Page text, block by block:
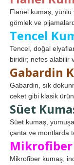
Flanel kumaş, yünlü
gömlek ve
Tencel
Tencel, doğal
biridir; nefes alabilir
Gabardin
Gabardin, sık
ceket gibi klasik
Süet
Süet kumaş,
çanta ve montlarda
Mikrofiber
Mikrofiber kumaş,